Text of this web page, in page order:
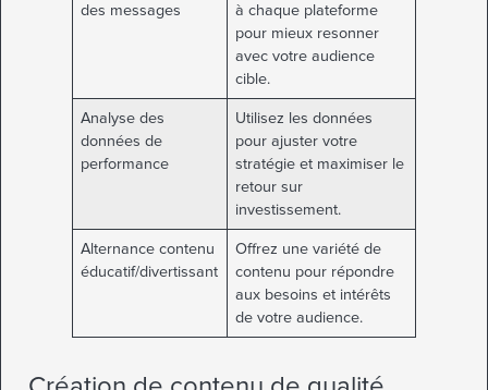
des messages
à chaque plateforme
pour mieux resonner
avec votre audience
cible.
Analyse des
données de
performance
Utilisez les données
pour ajuster votre
stratégie et maximiser le
retour sur
investissement.
Alternance contenu
éducatif/divertissant
Offrez une variété de
contenu pour répondre
aux besoins et intérêts
de votre audience.